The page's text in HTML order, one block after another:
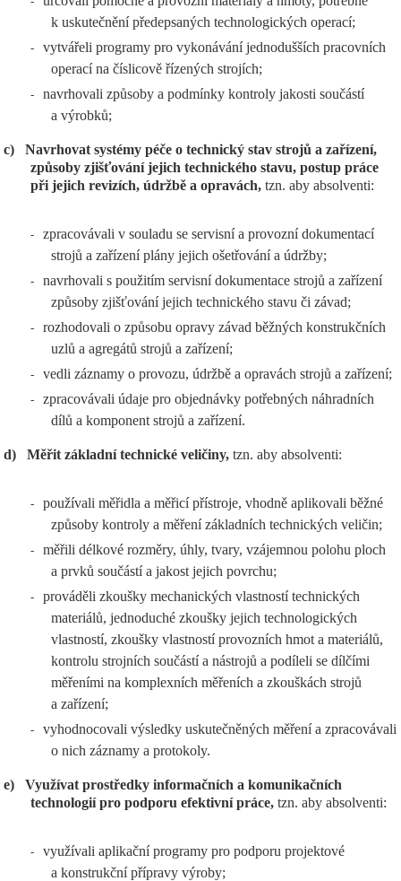
k uskutečnění předepsaných technologických operací;
-
vytvářeli programy pro vykonávání jednodušších pracovních
operací na číslicově řízených strojích;
-
navrhovali způsoby a podmínky kontroly jakosti součástí
a výrobků;
c)
Navrhovat systémy péče o technický stav strojů a zařízení,
způsoby zjišťování jejich technického stavu, postup práce
při jejich revizích, údržbě a opravách,tzn. aby absolventi:
-
zpracovávali v souladu se servisní a provozní dokumentací
strojů a zařízení plány jejich ošetřování a údržby;
-
navrhovali s použitím servisní dokumentace strojů a zařízení
způsoby zjišťování jejich technického stavu či závad;
-
rozhodovali o způsobu opravy závad běžných konstrukčních
uzlů a agregátů strojů a zařízení;
- vedli záznamy o provozu, údržbě a opravách strojů a zařízení;
-
zpracovávali údaje pro objednávky potřebných náhradních
dílů a komponent strojů a zařízení.
d) Měřit základní technické veličiny, tzn. aby absolventi:
-
používali měřidla a měřicí přístroje, vhodně aplikovali běžné
způsoby kontroly a měření základních technických veličin;
-
měřili délkové rozměry, úhly, tvary, vzájemnou polohu ploch
a prvků součástí a jakost jejich povrchu;
-
prováděli zkoušky mechanických vlastností technických
materiálů, jednoduché zkoušky jejich technologických
vlastností, zkoušky vlastností provozních hmot a materiálů,
kontrolu strojních součástí a nástrojů a podíleli se dílčími
měřeními na komplexních měřeních a zkouškách strojů
a zařízení;
-
vyhodnocovali výsledky uskutečněných měření a zpracovávali
o nich záznamy a protokoly.
e)
Využívat prostředky informačních a komunikačních
technologií pro podporu efektivní práce, tzn. aby absolventi:
-
využívali aplikační programy pro podporu projektové
a konstrukční přípravy výroby;